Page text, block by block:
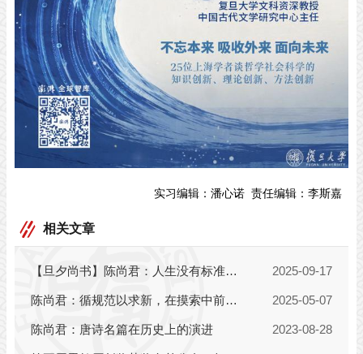
实习编辑： 潘心诺 责任编辑： 李斯嘉
相关文章